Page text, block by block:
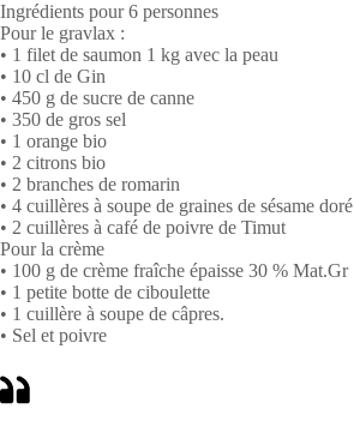
Ingrédients pour 6 personnes
Pour le gravlax :
• 1 filet de saumon 1 kg avec la peau
• 10 cl de Gin
• 450 g de sucre de canne
• 350 de gros sel
• 1 orange bio
• 2 citrons bio
• 2 branches de romarin
• 4 cuillères à soupe de graines de sésame doré
• 2 cuillères à café de poivre de Timut
Pour la crème
• 100 g de crème fraîche épaisse 30 % Mat.Gr
• 1 petite botte de ciboulette
• 1 cuillère à soupe de câpres.
• Sel et poivre